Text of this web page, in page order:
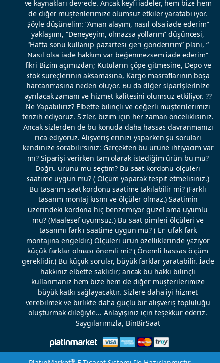
ve kaynakları devrede. Ancak keyfi iadeler, hem bize hem
de diğer müşterilerimize olumsuz etkiler yaratabiliyor.
Şöyle düşünelim: “Aman alayım, nasıl olsa iade ederim”
yaklaşımı, “Deneyeyim, olmazsa yollarım” düşüncesi,
“Hafta sonu kullanıp pazartesi geri gönderirim” planı, “
Nasıl olsa iade hakkım var beğenmezsem iade ederim”
fikri Bizim açımızdan; Kutuların çöpe gitmesine, Depo ve
stok süreçlerinin aksamasına, Kargo masraflarının boşa
harcanmasına neden oluyor. Bu da diğer siparişlerinize
ayrılacak zamanı ve hizmet kalitesini olumsuz etkiliyor. ??
Ne Yapabiliriz? Elbette bilinçli ve değerli müşterilerimizi
tenzih ediyoruz. Sizler, bizim için her zaman önceliklisiniz.
Ancak sizlerden de bu konuda daha hassas davranmanızı
rica ediyoruz. Alışverişlerinizi yaparken şu soruları
kendinize sorabilirsiniz: Gerçekten bu ürüne ihtiyacım var
mı? Siparişi verirken tam olarak istediğim ürün bu mu?
Doğru ürünü mü seçtim? Bu saat kordonu ölçüleri
saatime uygun mu? ( Ölçüm yaparak tespit etmelisiniz.)
Bu tasarım saat kordonu saatime takılabilir mi? (Farklı
tasarım montaj kısmı ve ölçüler olmaz.) Saatimin
üzerindeki kordona hiç benzemiyor güzel ama uyumlu
mu? (Maalesef uyumsuz.) Bu saat pimleri ölçüleri ve
tasarımı farklı saatime uygun mu? ( En ufak fark
montajına engeldir.) Ölçüleri ürün özelliklerinde yazıyor
küçük farklar olması önemli mi? ( Önemli hassas ölçüm
gereklidir.) Bu küçük sorular, büyük farklar yaratabilir. İade
hakkınız elbette saklıdır; ancak bu hakkı bilinçli
kullanmanız hem bize hem de diğer müşterilerimize
büyük katkı sağlayacaktır. Sizlere daha iyi hizmet
verebilmek ve birlikte daha güçlü bir alışveriş topluluğu
oluşturmak dileğiyle... Anlayışınız için teşekkür ederiz.
Saygılarımızla, BinBirSaat
®